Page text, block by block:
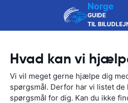
Norge
GUIDE
TIL
Hvad kan vi
Vi vil meget gerne hjælpe dig
spørgsmål. Derfor har vi listet
spørgsmål for dig. Kan du ikke